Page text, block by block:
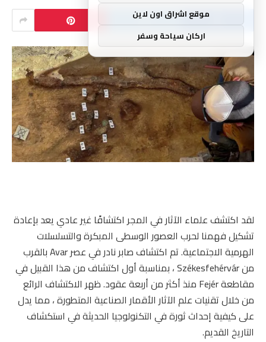
لقد اكتشف علماء الآثار في المجر اكتشافًا غير عادي يعد بإعادة
تشكيل فهمنا لحرب العصور الوسطى المبكرة والتسلسلات
الهرمية الاجتماعية. تم اكتشاف صابر نادر في عصر Avar بالقرب
من Székesfehérvár ، بمناسبة أول اكتشاف من هذا القبيل في
مقاطعة Fejér منذ أكثر من أربعة عقود. ظهر الاكتشاف الرائع
من خلال تقنيات علم الآثار الأقمار الصناعية المتطورة ، مما يدل
على كيفية إحداث ثورة في التكنولوجيا الحديثة في استكشاف
التاريخ القديم.
موقع اشراق اون لاين
اركان سياحة وسفر